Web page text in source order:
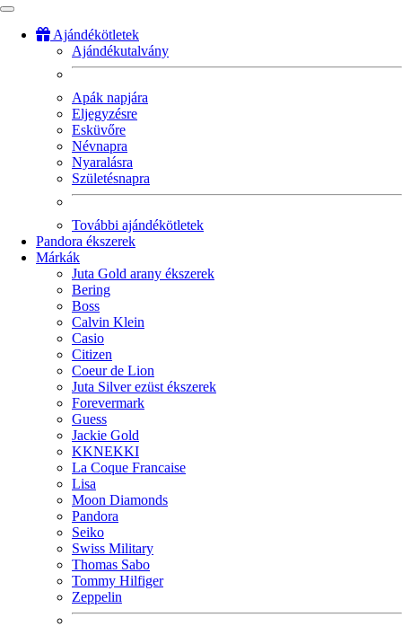
Ajándékötletek
Ajándékutalvány
Apák napjára
Eljegyzésre
Esküvőre
Névnapra
Nyaralásra
Születésnapra
További ajándékötletek
Pandora ékszerek
Márkák
Juta Gold arany ékszerek
Bering
Boss
Calvin Klein
Casio
Citizen
Coeur de Lion
Juta Silver ezüst ékszerek
Forevermark
Guess
Jackie Gold
KKNEKKI
La Coque Francaise
Lisa
Moon Diamonds
Pandora
Seiko
Swiss Military
Thomas Sabo
Tommy Hilfiger
Zeppelin